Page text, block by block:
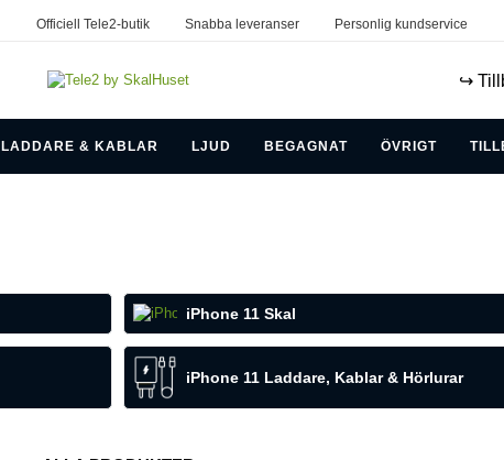
Officiell Tele2-butik Snabba leveranser Personlig kundservice
↪️
LADDARE & KABLAR LJUD BEGAGNAT ÖVRIGT
iPhone 11 Skal
iPhone 11 Laddare, Kablar & Hörlurar